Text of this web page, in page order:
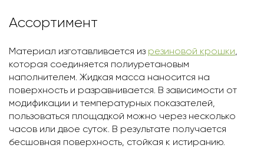
Ассортимент
Материал изготавливается из резиновой крошки,
которая соединяется полиуретановым
наполнителем. Жидкая масса наносится на
поверхность и разравнивается. В зависимости от
модификации и температурных показателей,
пользоваться площадкой можно через несколько
часов или двое суток. В результате получается
бесшовная поверхность, стойкая к истиранию.